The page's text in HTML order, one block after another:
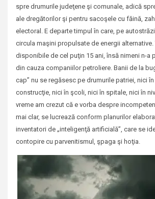
spre drumurile judeţene şi comunale, adică
ale dregătorilor şi pentru sacoşele cu făină,
electoral. E departe timpul în care, pe
circula maşini propulsate de energii
disponibile de cel puţin 15 ani, însă nimeni n-a
din cauza companiilor petroliere. Banii de la
cap” nu se regăsesc pe drumurile patriei, nici
construcţie, nici în şcoli, nici în spitale, nici în
vreme am crezut că e vorba despre
mai clar, se lucrează conform planurilor
inventatori de „inteligenţă artificială”, care se
contopire cu parvenitismul, şpaga şi hoţia.